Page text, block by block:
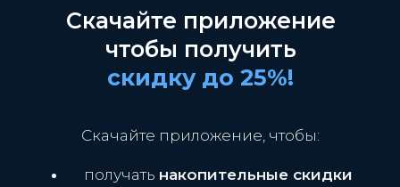
Скачайте приложение
чтобы получить
скидку до 25%!
Скачайте приложение, чтобы:
получать накопительные скидки